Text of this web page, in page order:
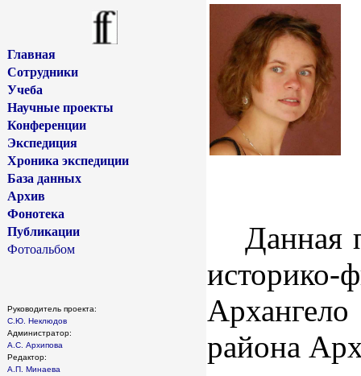
Главная
Сотрудники
Учеба
Научные проекты
Конференции
Экспедиция
Хроника экспедиции
База данных
Архив
Фонотека
Публикации
Фотоальбом
Руководитель проекта:
С.Ю. Неклюдов
Администратор:
А.С. Архипова
Редактор:
А.П. Минаева
Данная
историко-
района